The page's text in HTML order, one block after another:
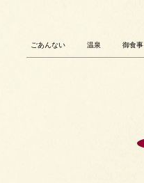
ごあんない 温泉 御食事